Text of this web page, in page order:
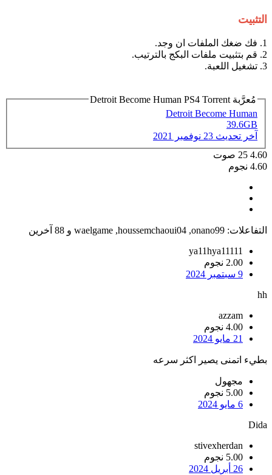
التثبيت
1. فك ضغك الملفات ان وجد.
2. قم بتثبيت ملفات البكج بالترتيب.
3. تشغيل اللعبة.
مُعرَّبة Detroit Become Human PS4 Torrent
Detroit Become Human
39.6GB
آخر تحديث 23 نوفمبر 2021
4.60
25 صوت
4.60 نجوم
التفاعلات: onano99
,
houssemchaoui04
,
waelgame و 88 آخرين
ya11hya11111
2.00 نجوم
9 سبتمبر 2024
hh
azzam
4.00 نجوم
21 مايو 2024
بطيء اتمنى يصير اكثر سرعه
مجهول
5.00 نجوم
6 مايو 2024
Dida
stivexherdan
5.00 نجوم
26 أبريل 2024